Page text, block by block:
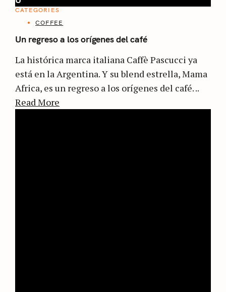
CATEGORIES
COFFEE
Un regreso a los orígenes del café
La histórica marca italiana Caffè Pascucci ya
está en la Argentina. Y su blend estrella, Mama
Africa, es un regreso a los orígenes del café. ..
Read More